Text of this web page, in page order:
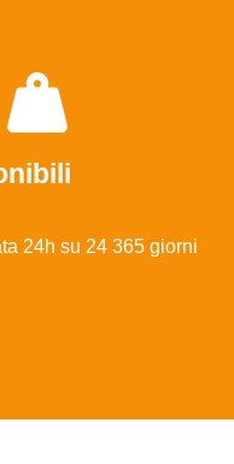
24h su 24 365 giorni